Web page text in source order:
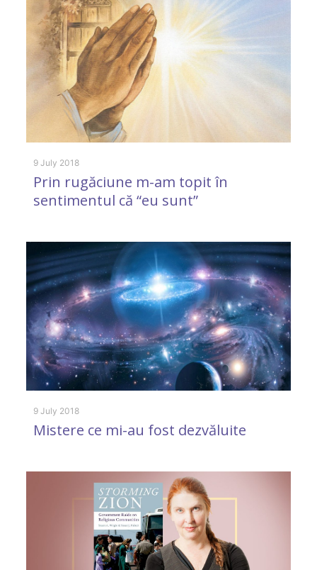
9 July 2018
Prin rugăciune m-am topit în
sentimentul că “eu sunt”
9 July 2018
Mistere ce mi-au fost dezvăluite